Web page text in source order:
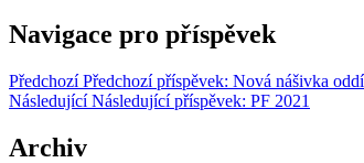
Navigace pro příspěvek
Předchozí Předchozí příspěvek: Nová nášivka
Následující Následující příspěvek: PF 2021
Archiv